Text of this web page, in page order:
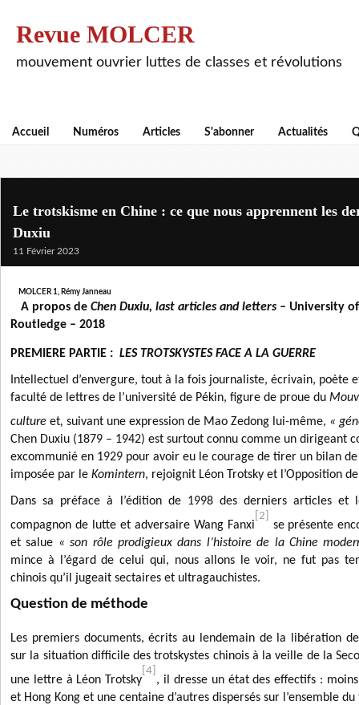
Revue MOLCER
mouvement ouvrier luttes de classes et révolutions
Accueil Numéros Articles S'abonner Actualités
Le trotskisme en Chine : ce que nous apprennent les
Duxiu
11 Février 2023
MOLCER 1, Rémy Janneau
A propos de Chen Duxiu, last articles and letters – University
Routledge – 2018
PREMIERE PARTIE : LES TROTSKYSTES FACE A LA GUERRE
Intellectuel d’envergure, tout à la fois journaliste, écrivain, poète
faculté de lettres de l’université de Pékin, figure de proue du
culture et, suivant une expression de Mao Zedong lui-même, «
Chen Duxiu (1879 – 1942) est surtout connu comme un dirigeant
excommunié en 1929 pour avoir eu le courage de tirer un bilan
imposée par le Komintern, rejoignit Léon Trotsky et l’Opposition
Dans sa préface à l’édition de 1998 des derniers articles et
compagnon de lutte et adversaire Wang Fanxi
[2]
se présente
et salue « son rôle prodigieux dans l’histoire de la Chine
mince à l’égard de celui qui, nous allons le voir, ne fut pas
chinois qu’il jugeait sectaires et ultragauchistes.
Question de méthode
Les premiers documents, écrits au lendemain de la libération
sur la situation difficile des trotskystes chinois à la veille de la
une lettre à Léon Trotsky
[4]
, il dresse un état des effectifs :
et Hong Kong et une centaine d’autres dispersés sur l’ensemble